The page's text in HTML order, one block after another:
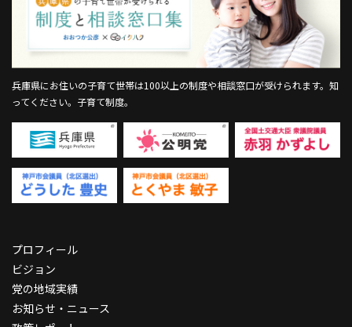
プロフィール
ビジョン
党の地域実績
お知らせ・ニュース
兵庫県にお住いの子育て世帯は100以上の制度や相談窓口が受けられます。 知
ってください。子育て制度。